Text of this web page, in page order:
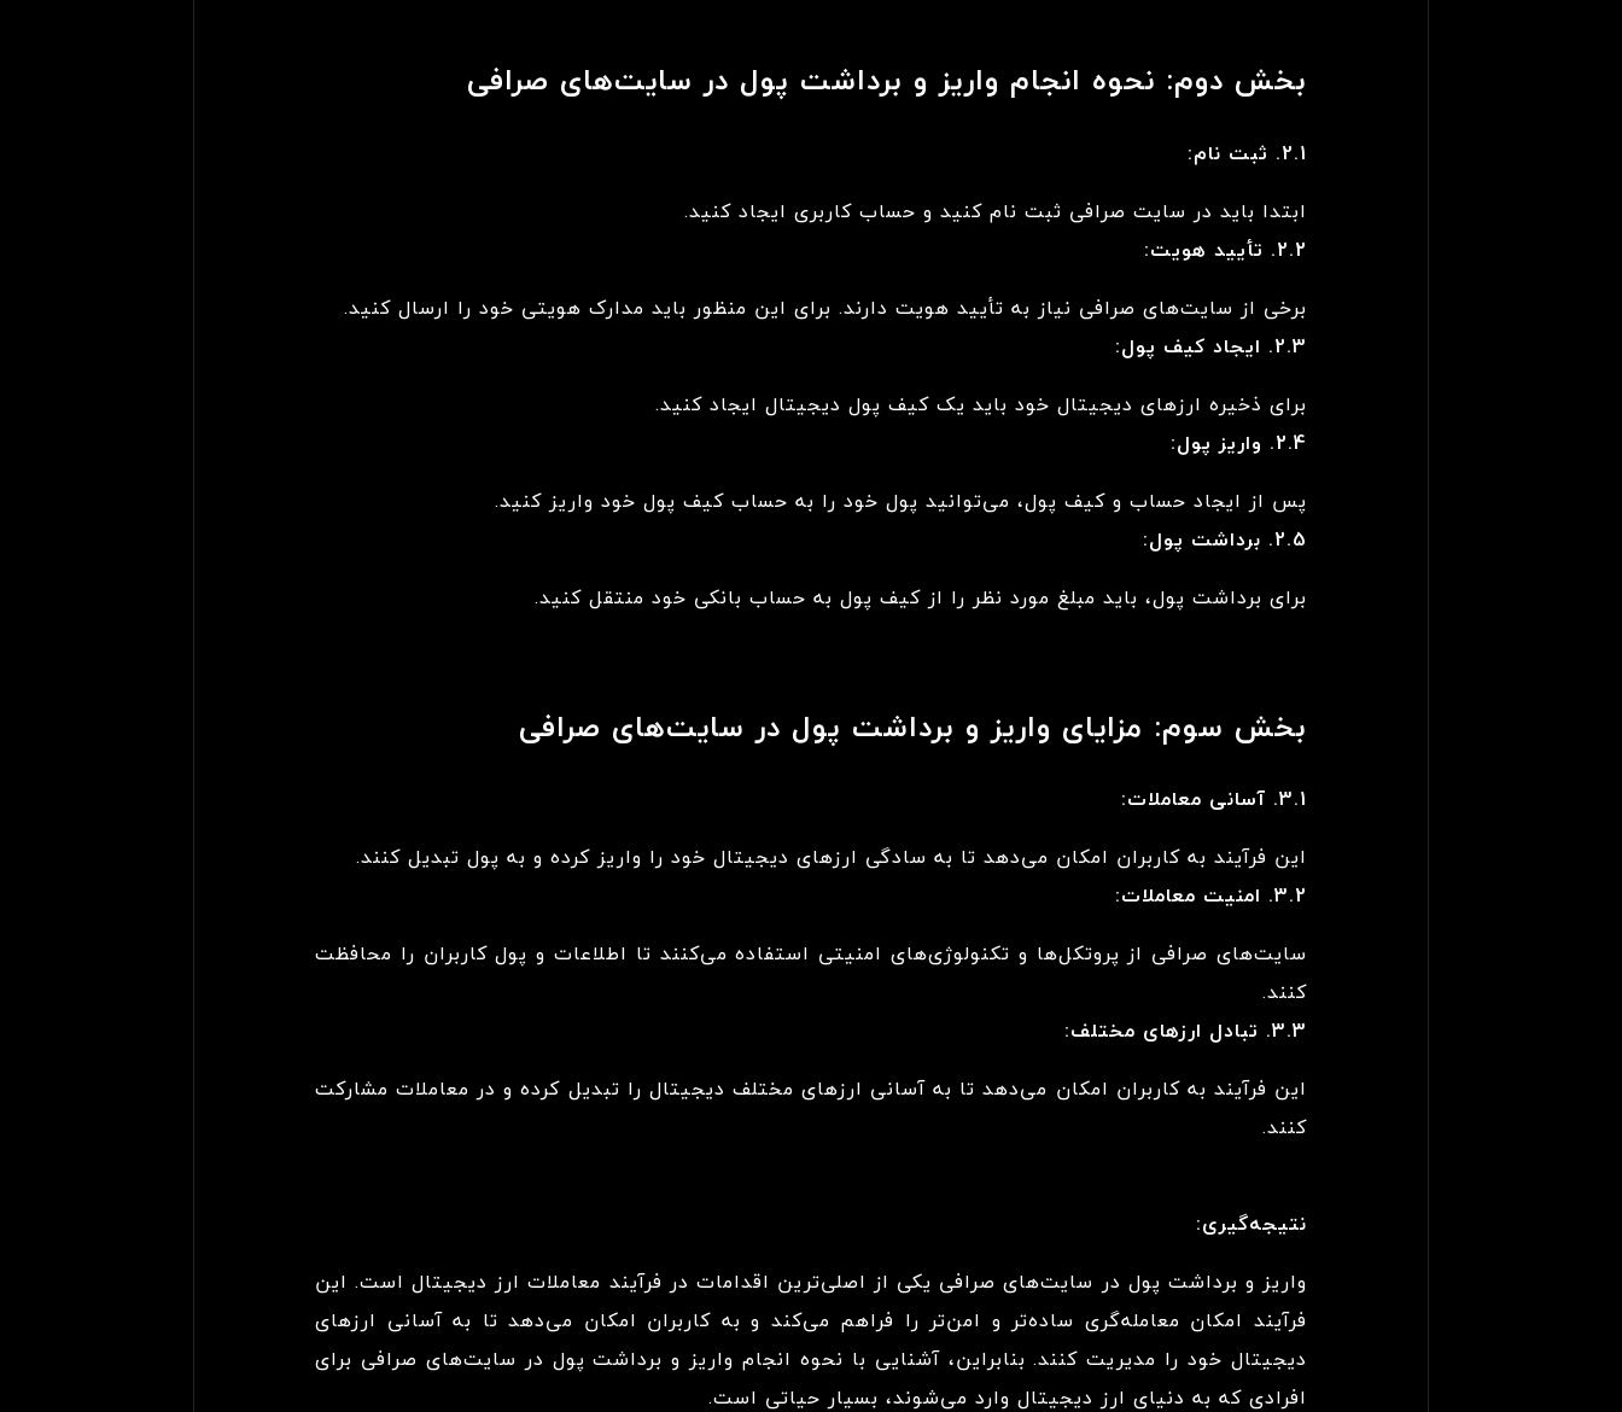
بخش دوم: نحوه انجام واریز و برداشت پول در سایت‌های صرافی
2.1. ثبت نام:
ابتدا باید در سایت صرافی ثبت نام کنید و حساب کاربری ایجاد کنید.
2.2. تأیید هویت:
برخی از سایت‌های صرافی نیاز به تأیید هویت دارند. برای این منظور باید مدارک هویتی خود را ارسال کنید.
2.3. ایجاد کیف پول:
برای ذخیره ارزهای دیجیتال خود باید یک کیف پول دیجیتال ایجاد کنید.
2.4. واریز پول:
پس از ایجاد حساب و کیف پول، می‌توانید پول خود را به حساب کیف پول خود واریز کنید.
2.5. برداشت پول:
برای برداشت پول، باید مبلغ مورد نظر را از کیف پول به حساب بانکی خود منتقل کنید.
بخش سوم: مزایای واریز و برداشت پول در سایت‌های صرافی
3.1. آسانی معاملات:
این فرآیند به کاربران امکان می‌دهد تا به سادگی ارزهای دیجیتال خود را واریز کرده و به پول تبدیل کنند.
3.2. امنیت معاملات:
سایت‌های صرافی از پروتکل‌ها و تکنولوژی‌های امنیتی استفاده می‌کنند تا اطلاعات و پول کاربران را محافظت
کنند.
3.3. تبادل ارزهای مختلف:
این فرآیند به کاربران امکان می‌دهد تا به آسانی ارزهای مختلف دیجیتال را تبدیل کرده و در معاملات مشارکت
کنند.
نتیجه‌گیری:
واریز و برداشت پول در سایت‌های صرافی یکی از اصلی‌ترین اقدامات در فرآیند معاملات ارز دیجیتال است. این
فرآیند امکان معامله‌گری ساده‌تر و امن‌تر را فراهم می‌کند و به کاربران امکان می‌دهد تا به آسانی ارزهای
دیجیتال خود را مدیریت کنند. بنابراین، آشنایی با نحوه انجام واریز و برداشت پول در سایت‌های صرافی برای
افرادی که به دنیای ارز دیجیتال وارد می‌شوند، بسیار حیاتی است.